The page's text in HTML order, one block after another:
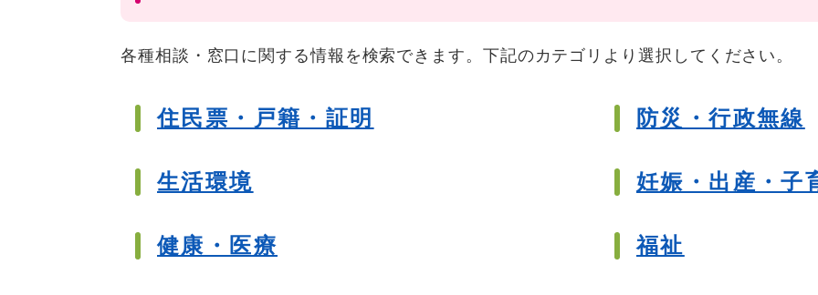
各種相談・窓口に関する情報を検索できます。下記のカテゴリより選択してください。
住民票・戸籍・証明 防災・行政無線
生活環境 妊娠・出産・子
健康・医療 福祉